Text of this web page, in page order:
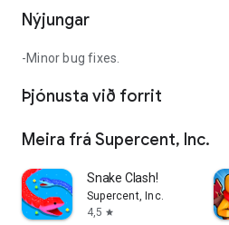
Nýjungar
-Minor bug fixes.
Þjónusta við forrit
Meira frá Supercent, Inc.
Snake Clash!
Supercent, Inc.
4,5 star